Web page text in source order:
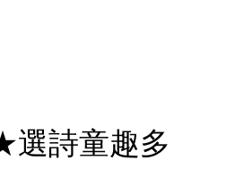
詩童趣多